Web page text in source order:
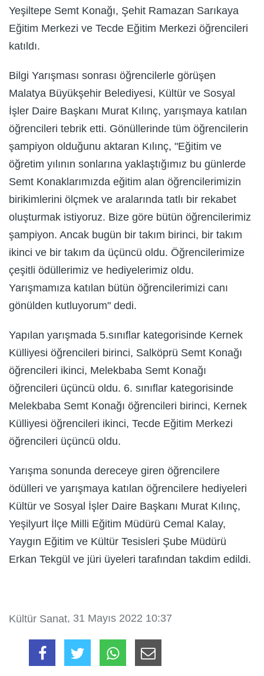
Yeşiltepe Semt Konağı, Şehit Ramazan Sarıkaya
Eğitim Merkezi ve Tecde Eğitim Merkezi öğrencileri
katıldı.
Bilgi Yarışması sonrası öğrencilerle görüşen
Malatya Büyükşehir Belediyesi, Kültür ve Sosyal
İşler Daire Başkanı Murat Kılınç, yarışmaya katılan
öğrencileri tebrik etti. Gönüllerinde tüm öğrencilerin
şampiyon olduğunu aktaran Kılınç, "Eğitim ve
öğretim yılının sonlarına yaklaştığımız bu günlerde
Semt Konaklarımızda eğitim alan öğrencilerimizin
birikimlerini ölçmek ve aralarında tatlı bir rekabet
oluşturmak istiyoruz. Bize göre bütün öğrencilerimiz
şampiyon. Ancak bugün bir takım birinci, bir takım
ikinci ve bir takım da üçüncü oldu. Öğrencilerimize
çeşitli ödüllerimiz ve hediyelerimiz oldu.
Yarışmamıza katılan bütün öğrencilerimizi canı
gönülden kutluyorum" dedi.
Yapılan yarışmada 5.sınıflar kategorisinde Kernek
Külliyesi öğrencileri birinci, Salköprü Semt Konağı
öğrencileri ikinci, Melekbaba Semt Konağı
öğrencileri üçüncü oldu. 6. sınıflar kategorisinde
Melekbaba Semt Konağı öğrencileri birinci, Kernek
Külliyesi öğrencileri ikinci, Tecde Eğitim Merkezi
öğrencileri üçüncü oldu.
Yarışma sonunda dereceye giren öğrencilere
ödülleri ve yarışmaya katılan öğrencilere hediyeleri
Kültür ve Sosyal İşler Daire Başkanı Murat Kılınç,
Yeşilyurt İlçe Milli Eğitim Müdürü Cemal Kalay,
Yaygın Eğitim ve Kültür Tesisleri Şube Müdürü
Erkan Tekgül ve jüri üyeleri tarafından takdim edildi.
Kültür Sanat, 31 Mayıs 2022 10:37